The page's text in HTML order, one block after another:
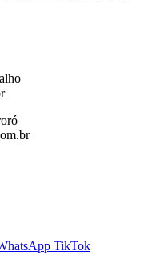
TikTok